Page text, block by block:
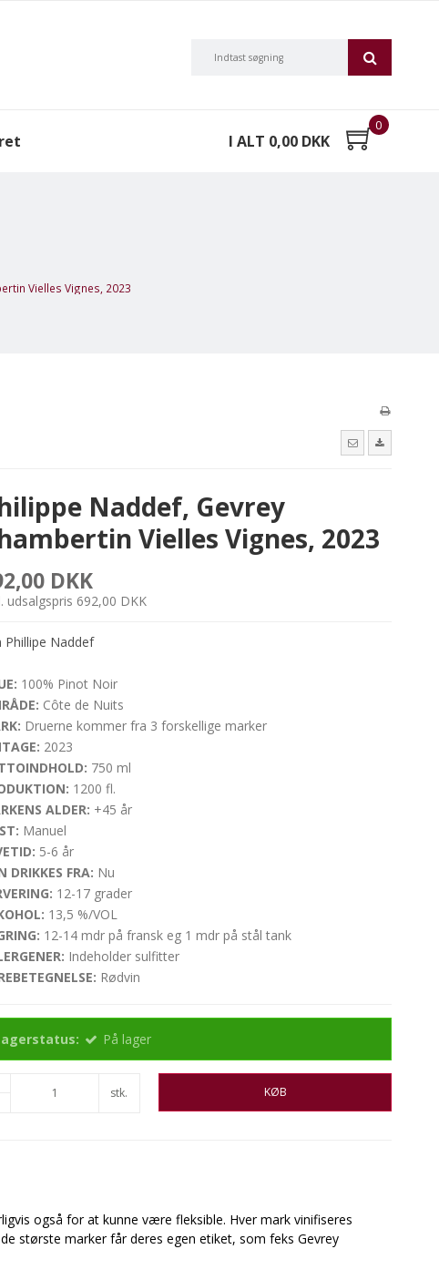
I ALT 0,00 DKK
0
Vielles Vignes, 2023
Naddef, Gevrey
Vielles Vignes, 2023
DKK
udsalgspris 692,00 DKK
Phillipe Naddef
100% Pinot Noir
Côte de Nuits
Druerne kommer fra 3 forskellige marker
2023
750 ml
1200 fl.
ALDER: +45 år
Manuel
5-6 år
DRIKKES FRA: Nu
12-17 grader
13,5 %/VOL
12-14 mdr på fransk eg 1 mdr på stål tank
Indeholder sulfitter
Rødvin
På lager
stk. KØB
også for at kunne være fleksible. Hver mark vinifiseres
største marker får deres egen etiket, som feks Gevrey